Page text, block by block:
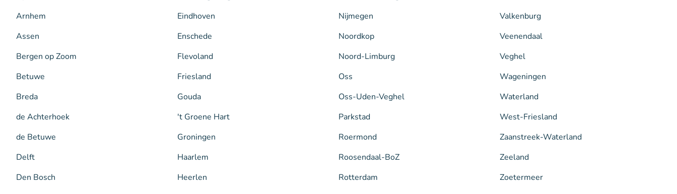
Arnhem
Assen
Bergen op Zoom
Betuwe
Breda
de Achterhoek
de Betuwe
Delft
Den Bosch
Eindhoven
Enschede
Flevoland
Friesland
Gouda
't Groene Hart
Groningen
Haarlem
Heerlen
Nijmegen
Noordkop
Noord-Limburg
Oss
Oss-Uden-Veghel
Parkstad
Roermond
Roosendaal-BoZ
Rotterdam
Valkenburg
Veenendaal
Veghel
Wageningen
Waterland
West-Friesland
Zaanstreek-Waterland
Zeeland
Zoetermeer